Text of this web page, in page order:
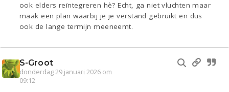
ook elders reïntegreren hè? Echt, ga niet vluchten maar
maak een plan waarbij je je verstand gebruikt en dus
ook de lange termijn meeneemt.
S-Groot
donderdag 29 januari 2026 om
09:12